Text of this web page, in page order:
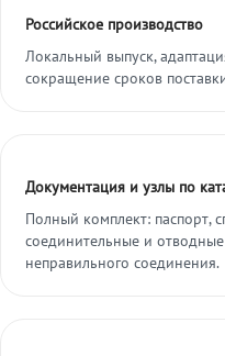
Российское производство
Локальный выпуск,
сокращение сроков
Документация и узлы по
Полный комплект: паспорт,
соединительные и
неправильного соединения.